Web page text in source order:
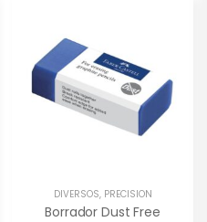
DIVERSOS, PRECISIÓN
Borrador Dust Free